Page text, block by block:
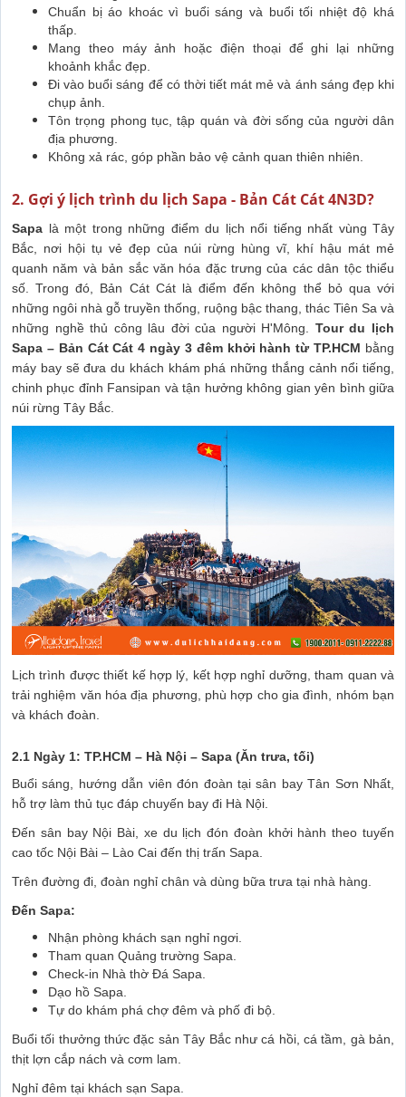
Chuẩn bị áo khoác vì buổi sáng và buổi tối nhiệt độ khá
thấp.
Mang theo máy ảnh hoặc điện thoại để ghi lại những
khoảnh khắc đẹp.
Đi vào buổi sáng để có thời tiết mát mẻ và ánh sáng đẹp khi
chụp ảnh.
Tôn trọng phong tục, tập quán và đời sống của người dân
địa phương.
Không xả rác, góp phần bảo vệ cảnh quan thiên nhiên.
2. Gợi ý lịch trình du lịch Sapa - Bản Cát Cát 4N3D?
Sapa là một trong những điểm du lịch nổi tiếng nhất vùng Tây
Bắc, nơi hội tụ vẻ đẹp của núi rừng hùng vĩ, khí hậu mát mẻ
quanh năm và bản sắc văn hóa đặc trưng của các dân tộc thiểu
số. Trong đó, Bản Cát Cát là điểm đến không thể bỏ qua với
những ngôi nhà gỗ truyền thống, ruộng bậc thang, thác Tiên Sa và
những nghề thủ công lâu đời của người H'Mông. Tour du lịch
Sapa – Bản Cát Cát 4 ngày 3 đêm khởi hành từ TP.HCM bằng
máy bay sẽ đưa du khách khám phá những thắng cảnh nổi tiếng,
chinh phục đỉnh Fansipan và tận hưởng không gian yên bình giữa
núi rừng Tây Bắc.
Lịch trình được thiết kế hợp lý, kết hợp nghỉ dưỡng, tham quan và
trải nghiệm văn hóa địa phương, phù hợp cho gia đình, nhóm bạn
và khách đoàn.
2.1 Ngày 1: TP.HCM – Hà Nội – Sapa (Ăn trưa, tối)
Buổi sáng, hướng dẫn viên đón đoàn tại sân bay Tân Sơn Nhất,
hỗ trợ làm thủ tục đáp chuyến bay đi Hà Nội.
Đến sân bay Nội Bài, xe du lịch đón đoàn khởi hành theo tuyến
cao tốc Nội Bài – Lào Cai đến thị trấn Sapa.
Trên đường đi, đoàn nghỉ chân và dùng bữa trưa tại nhà hàng.
Đến Sapa:
Nhận phòng khách sạn nghỉ ngơi.
Tham quan Quảng trường Sapa.
Check-in Nhà thờ Đá Sapa.
Dạo hồ Sapa.
Tự do khám phá chợ đêm và phố đi bộ.
Buổi tối thưởng thức đặc sản Tây Bắc như cá hồi, cá tầm, gà bản,
thịt lợn cắp nách và cơm lam.
Nghỉ đêm tại khách sạn Sapa.